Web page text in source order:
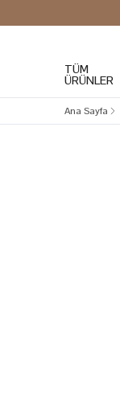
TÜM
ÜRÜNLER
Ana Sayfa